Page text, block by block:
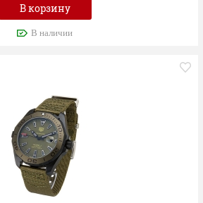
В корзину
В наличии